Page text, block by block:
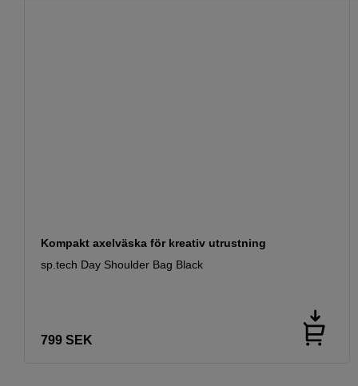
Kompakt axelväska för kreativ utrustning
sp.tech Day Shoulder Bag Black
799 SEK